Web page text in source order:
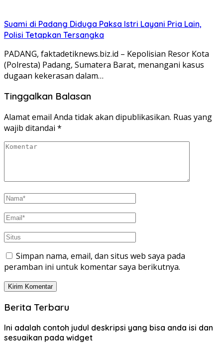
Suami di Padang Diduga Paksa Istri Layani Pria Lain,
Polisi Tetapkan Tersangka
PADANG, faktadetiknews.biz.id – Kepolisian Resor Kota
(Polresta) Padang, Sumatera Barat, menangani kasus
dugaan kekerasan dalam…
Tinggalkan Balasan
Alamat email Anda tidak akan dipublikasikan. Ruas yang
wajib ditandai *
Simpan nama, email, dan situs web saya pada
peramban ini untuk komentar saya berikutnya.
Berita Terbaru
Ini adalah contoh judul deskripsi yang bisa anda isi dan
sesuaikan pada widget